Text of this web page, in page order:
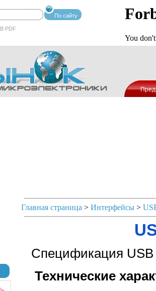
В PDF
По сайту
Главная страница > Интерфейсы >
Спецификация USB
Технические